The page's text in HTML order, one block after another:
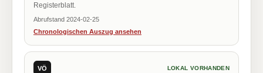
Registerblatt.
Abrufstand 2024-02-25
Chronologischen Auszug ansehen
VÖ LOKAL VORHANDEN